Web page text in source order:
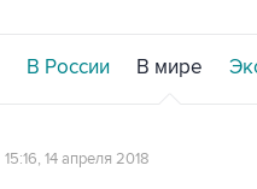
В России В мире
15:16, 14 апреля 2018